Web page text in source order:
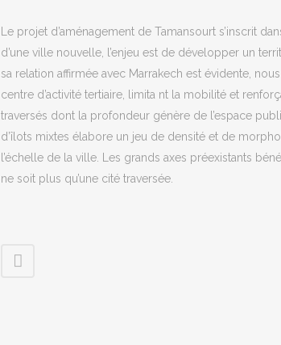
Le projet d’aménagement de Tamansourt s’inscrit
d’une ville nouvelle, l’enjeu est de développer un
sa relation affirmée avec Marrakech est évidente,
centre d’activité tertiaire, limita nt la mobilité et
traversés dont la profondeur génère de l’espace
d’îlots mixtes élabore un jeu de densité et de
l’échelle de la ville. Les grands axes préexistants
ne soit plus qu’une cité traversée.